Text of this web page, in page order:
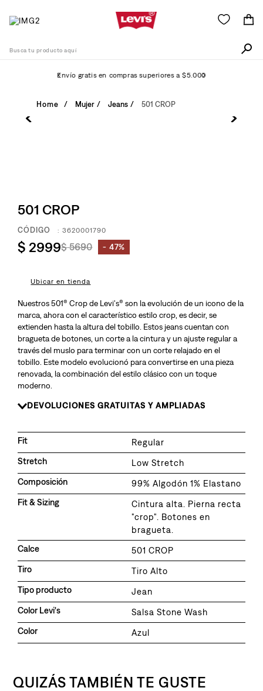
Envío gratis en compras superiores a $5.000
Mujer Jeans 501 CROP
501 CROP
:3620001790
$ 2999$ 5690 47%
Ubicar en tienda
Nuestros 501® Crop de Levi's® son la evolución de un icono de la
marca, ahora con el característico estilo crop, es decir, se
extienden hasta la altura del tobillo. Estos jeans cuentan con
bragueta de botones, un corte a la cintura y un ajuste regular a
través del muslo para terminar con un corte relajado en el
tobillo. Este modelo evolucionó para convertirse en una pieza
renovada, la combinación del estilo clásico con un toque
moderno.
DEVOLUCIONES GRATUITAS Y AMPLIADAS
Fit
Regular
Stretch
Low Stretch
Composición
99% Algodón 1% Elastano
Fit & Sizing
Cintura alta. Pierna recta
"crop". Botones en
bragueta.
Calce
501 CROP
Tiro
Tiro Alto
Tipo producto
Jean
Color Levi's
Salsa Stone Wash
Color
Azul
QUIZÁS TAMBIÉN TE GUSTE
Términos Más Buscados
511
. camisa
. 502
. 726
10. 724